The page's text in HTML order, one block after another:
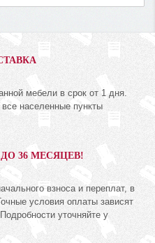
мебели в срок от 1 дня.
населенные пункты
36 МЕСЯЦЕВ!
взноса и переплат, в
условия оплаты зависят
уточняйте у